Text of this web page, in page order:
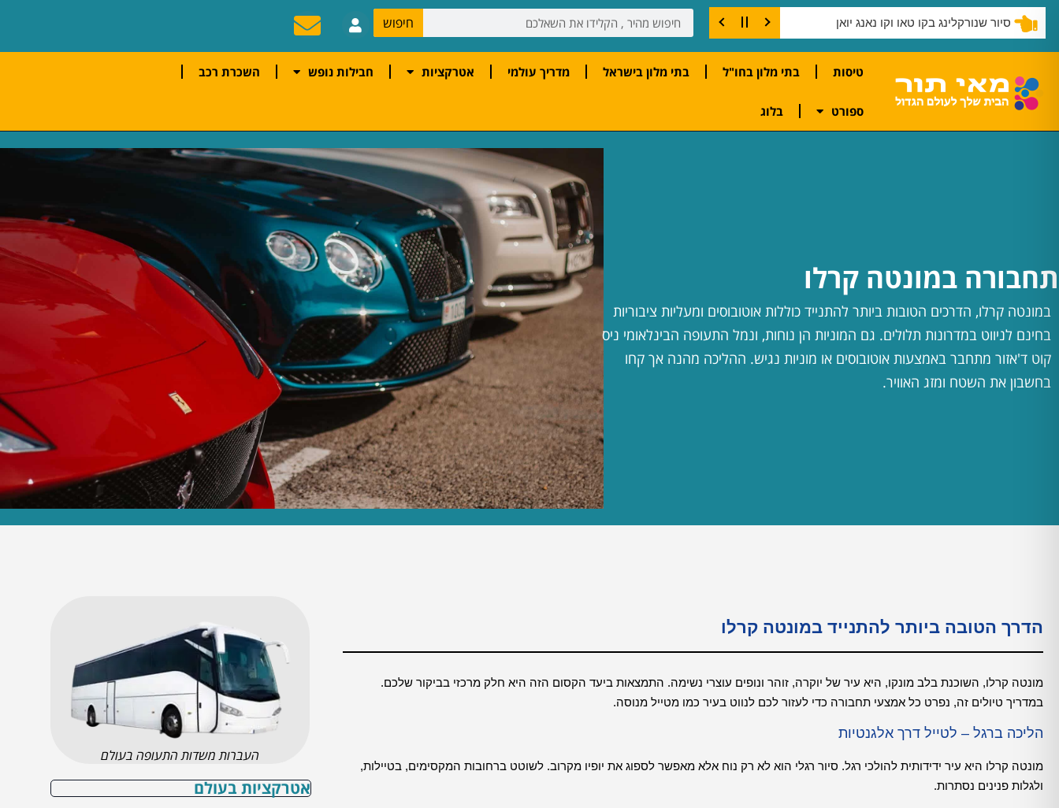
סיור שנורקלינג בקו טאו וקו נאנג יואן חיפוש
טיסות בתי מלון בחו"ל בתי מלון בישראל מדריך עולמי אטרקציות חבילות נופש השכרת רכב
ספורט בלוג
תחבורה במונטה קרלו
במונטה קרלו, הדרכים הטובות ביותר להתנייד כוללות אוטובוסים ומעליות ציבוריות
בחינם לניווט במדרונות תלולים. גם המוניות הן נוחות, ונמל התעופה הבינלאומי ניס
קוט ד'אזור מתחבר באמצעות אוטובוסים או מוניות נגיש. ההליכה מהנה אך קחו
בחשבון את השטח ומזג האוויר.
הדרך הטובה ביותר להתנייד במונטה קרלו
מונטה קרלו, השוכנת בלב מונקו, היא עיר של יוקרה, זוהר ונופים עוצרי נשימה. התמצאות ביעד הקסום הזה היא חלק מרכזי בביקור שלכם.
במדריך טיולים זה, נפרט כל אמצעי תחבורה כדי לעזור לכם לנווט בעיר כמו מטייל מנוסה.
הליכה ברגל – לטייל דרך אלגנטיות
מונטה קרלו היא עיר ידידותית להולכי רגל. סיור רגלי הוא לא רק נוח אלא מאפשר לספוג את יופיו מקרוב. לשוטט ברחובות המקסימים, בטיילות,
ולגלות פנינים נסתרות.
העברות משדות התעופה בעולם
אטרקציות בעולם